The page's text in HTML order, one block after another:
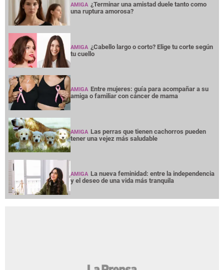
AMIGA ¿Terminar una amistad duele tanto como
una ruptura amorosa?
AMIGA ¿Cabello largo o corto? Elige tu corte según
tu cuello
AMIGA Entre mujeres: guía para acompañar a su
amiga o familiar con cáncer de mama
AMIGA Las perras que tienen cachorros pueden
tener una vejez más saludable
AMIGA La nueva feminidad: entre la independencia
y el deseo de una vida más tranquila